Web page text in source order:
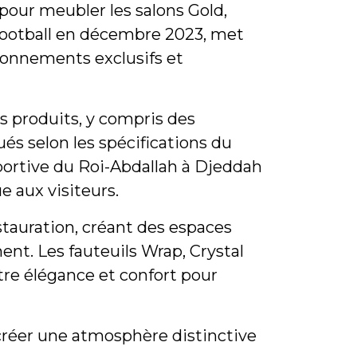
meubler les salons Gold,
en décembre 2023, met
exclusifs et
produits, y compris des
selon les spécifications du
du Roi-Abdallah à Djeddah
aux visiteurs.
créant des espaces
Les fauteuils Wrap, Crystal
élégance et confort pour
une atmosphère distinctive